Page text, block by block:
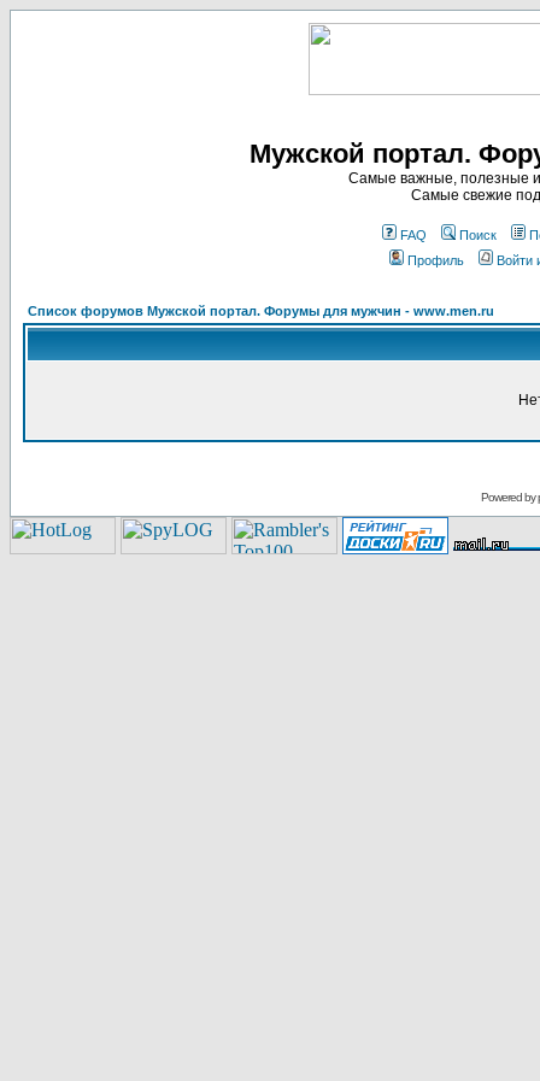
Мужской портал.
Самые важные, полезные и
Самые свежие
FAQ Поиск
Профиль
Войти
Список форумов Мужской портал. Форумы для мужчин - www.men.ru
Powered by